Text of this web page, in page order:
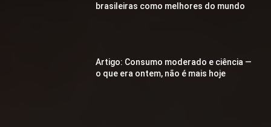
brasileiras como melhores do mundo
Artigo: Consumo moderado e ciência —
o que era ontem, não é mais hoje